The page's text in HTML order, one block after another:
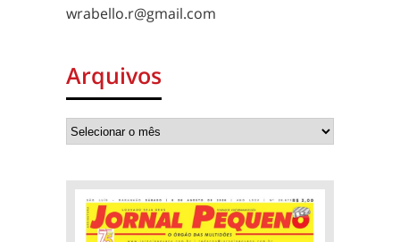
wrabello.r@gmail.com
Arquivos